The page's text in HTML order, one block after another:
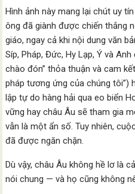
Hình ảnh này mang lại chút uy
ông đã giành được chiến thắng
giáo, ngay cả khi nội dung văn
Síp, Pháp, Đức, Hy Lạp, Ý và
chào đón” thỏa thuận và cam
pháp tương ứng của chúng tôi”)
lập tự do hàng hải qua eo biển
vững hay châu Âu sẽ tham gia
vẫn là một ẩn số. Tuy nhiên,
đã được ngăn chặn.
Dù vậy, châu Âu không hề lơ là
nói chung — và họ cũng không